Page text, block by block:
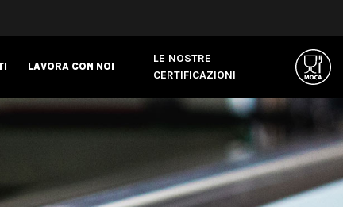
LAVORA CON NOI
LE NOSTRE
CERTIFICAZIONI